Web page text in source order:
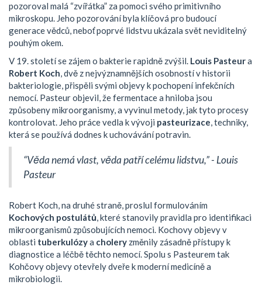
pozoroval malá “zvířátka” za pomoci svého primitivního
mikroskopu. Jeho pozorování byla klíčová pro budoucí
generace vědců, neboť poprvé lidstvu ukázala svět neviditelný
pouhým okem.
V 19. století se zájem o bakterie rapidně zvýšil. Louis Pasteura
Robert Koch, dvě z nejvýznamnějších osobností v historii
bakteriologie, přispěli svými objevy k pochopení infekčních
nemocí. Pasteur objevil, že fermentace a hniloba jsou
způsobeny mikroorganismy, a vyvinul metody, jak tyto procesy
kontrolovat. Jeho práce vedla k vývoji pasteurizace, techniky,
která se používá dodnes k uchovávání potravin.
“Věda nemá vlast, věda patří celému lidstvu,” - Louis
Pasteur
Robert Koch, na druhé straně, proslul formulováním
Kochových postulátů, které stanovily pravidla pro identifikaci
mikroorganismů způsobujících nemoci. Kochovy objevy v
oblasti tuberkulózya cholery změnily zásadně přístupy k
diagnostice a léčbě těchto nemocí. Spolu s Pasteurem tak
Kohčovy objevy otevřely dveře k moderní medicíně a
mikrobiologii.